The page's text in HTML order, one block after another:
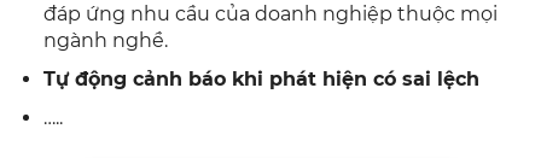
đáp ứng nhu cầu của doanh nghiệp thuộc mọi
ngành nghề.
Tự động cảnh báo khi phát hiện có sai lệch
…..